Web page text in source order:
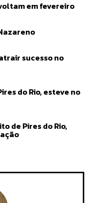
em fevereiro
sucesso no
do Rio, esteve no
de Pires do Rio,